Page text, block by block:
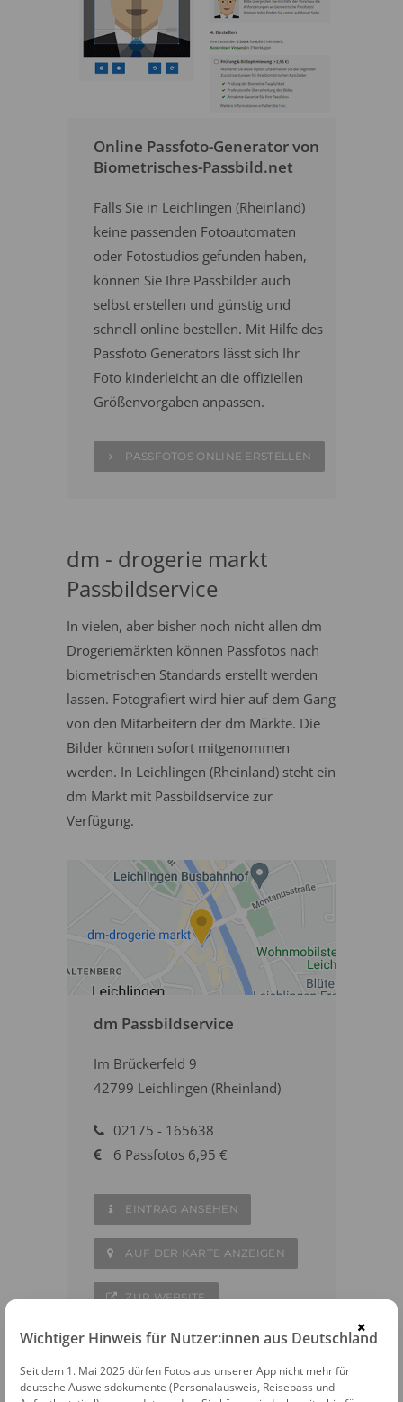
Online Passfoto-Generator von
Biometrisches-Passbild.net
Falls Sie in Leichlingen (Rheinland)
keine passenden Fotoautomaten
oder Fotostudios gefunden haben,
können Sie Ihre Passbilder auch
selbst erstellen und günstig und
schnell online bestellen. Mit Hilfe des
Passfoto Generators lässt sich Ihr
Foto kinderleicht an die offiziellen
Größenvorgaben anpassen.
PASSFOTOS ONLINE ERSTELLEN
dm - drogerie markt
Passbildservice
In vielen, aber bisher noch nicht allen dm
Drogeriemärkten können Passfotos nach
biometrischen Standards erstellt werden
lassen. Fotografiert wird hier auf dem Gang
von den Mitarbeitern der dm Märkte. Die
Bilder können sofort mitgenommen
werden. In Leichlingen (Rheinland) steht ein
dm Markt mit Passbildservice zur
Verfügung.
dm Passbildservice
Im Brückerfeld 9
42799 Leichlingen (Rheinland)
02175 - 165638
6 Passfotos 6,95 €
EINTRAG ANSEHEN
AUF DER KARTE ANZEIGEN
ZUR WEBSITE
×
Wichtiger Hinweis für Nutzer:innen aus Deutschland
Seit dem 1. Mai 2025 dürfen Fotos aus unserer App nicht mehr für
deutsche Ausweisdokumente (Personalausweis, Reisepass und